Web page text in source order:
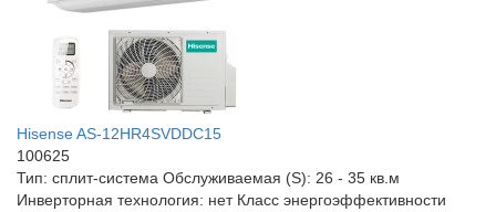
Hisense AS-12HR4SVDDC15
100625
Тип: сплит-система Обслуживаемая (S): 26 - 35 кв.м
Инверторная технология: нетКласс энергоэффективности